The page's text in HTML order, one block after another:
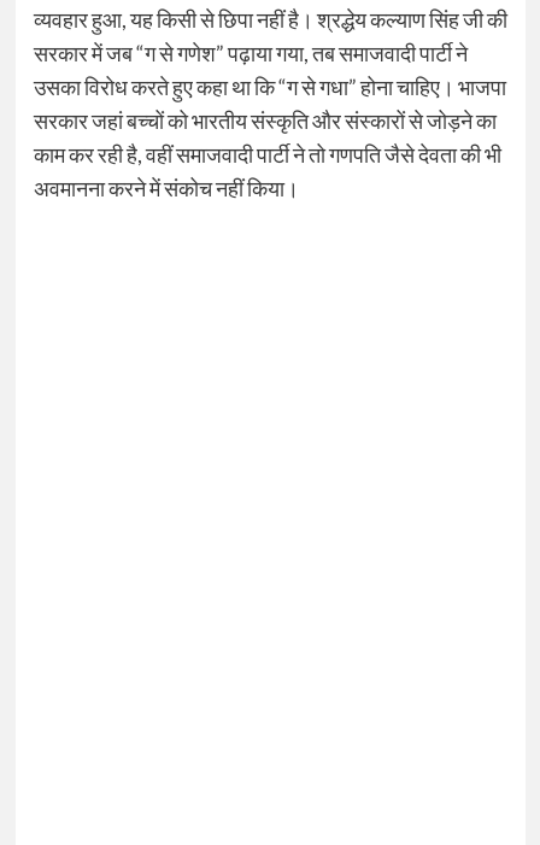
व्यवहार हुआ, यह किसी से छिपा नहीं है। श्रद्धेय कल्याण सिंह जी की
सरकार में जब “ग से गणेश” पढ़ाया गया, तब समाजवादी पार्टी ने
उसका विरोध करते हुए कहा था कि “ग से गधा” होना चाहिए। भाजपा
सरकार जहां बच्चों को भारतीय संस्कृति और संस्कारों से जोड़ने का
काम कर रही है, वहीं समाजवादी पार्टी ने तो गणपति जैसे देवता की भी
अवमानना करने में संकोच नहीं किया।